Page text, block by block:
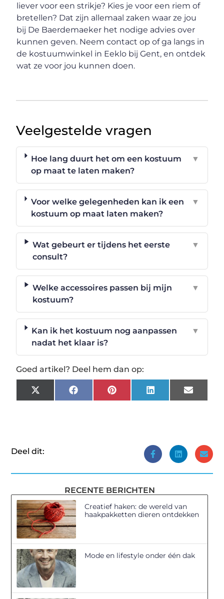
liever voor een strikje? Kies je voor een riem of
bretellen? Dat zijn allemaal zaken waar ze jou
bij De Baerdemaeker het nodige advies over
kunnen geven. Neem contact op of ga langs in
de kostuumwinkel in Eeklo bij Gent, en ontdek
wat ze voor jou kunnen doen.
Veelgestelde vragen
Hoe lang duurt het om een kostuum
op maat te laten maken?
▼
Voor welke gelegenheden kan ik een
kostuum op maat laten maken?
▼
Wat gebeurt er tijdens het eerste
consult?
▼
Welke accessoires passen bij mijn
kostuum?
▼
Kan ik het kostuum nog aanpassen
nadat het klaar is?
▼
Goed artikel? Deel hem dan op:
X
(Twitter)
FacebookPinterestLinkedInEmail
Deel dit:
RECENTE BERICHTEN
Creatief haken: de wereld van
haakpakketten dieren ontdekken
Mode en lifestyle onder één dak